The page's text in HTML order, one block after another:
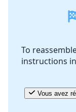
Ajouter un
To
instructions
Vous avez